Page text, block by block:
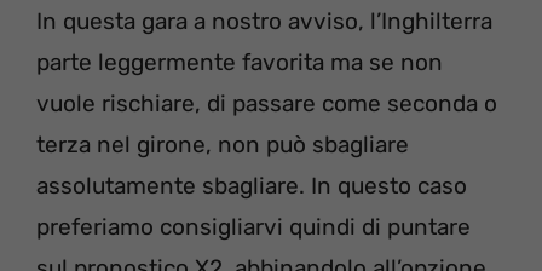
In questa gara a nostro avviso, l’Inghilterra
parte leggermente favorita ma se non
vuole rischiare, di passare come seconda o
terza nel girone, non può sbagliare
assolutamente sbagliare. In questo caso
preferiamo consigliarvi quindi di puntare